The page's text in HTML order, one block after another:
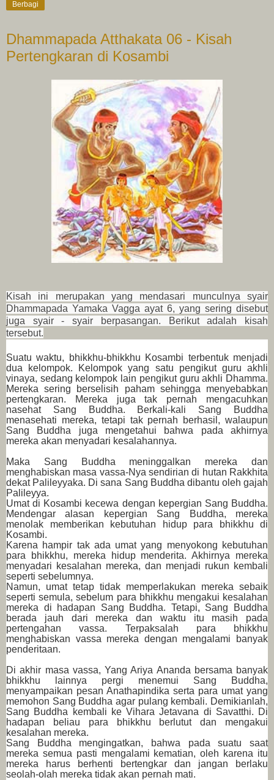
Berbagi
Dhammapada Atthakata 06 - Kisah
Pertengkaran di Kosambi
Kisah ini merupakan yang mendasari munculnya syair
Dhammapada Yamaka Vagga ayat 6, yang sering disebut
juga syair - syair berpasangan. Berikut adalah kisah
tersebut.
Suatu waktu, bhikkhu-bhikkhu Kosambi terbentuk menjadi
dua kelompok. Kelompok yang satu pengikut guru akhli
vinaya, sedang kelompok lain pengikut guru akhli Dhamma.
Mereka sering berselisih paham sehingga menyebabkan
pertengkaran. Mereka juga tak pernah mengacuhkan
nasehat Sang Buddha. Berkali-kali Sang Buddha
menasehati mereka, tetapi tak pernah berhasil, walaupun
Sang Buddha juga mengetahui bahwa pada akhirnya
mereka akan menyadari kesalahannya.
Maka Sang Buddha meninggalkan mereka dan
menghabiskan masa vassa-Nya sendirian di hutan Rakkhita
dekat Palileyyaka. Di sana Sang Buddha dibantu oleh gajah
Palileyya.
Umat di Kosambi kecewa dengan kepergian Sang Buddha.
Mendengar alasan kepergian Sang Buddha, mereka
menolak memberikan kebutuhan hidup para bhikkhu di
Kosambi.
Karena hampir tak ada umat yang menyokong kebutuhan
para bhikkhu, mereka hidup menderita. Akhirnya mereka
menyadari kesalahan mereka, dan menjadi rukun kembali
seperti sebelumnya.
Namun, umat tetap tidak memperlakukan mereka sebaik
seperti semula, sebelum para bhikkhu mengakui kesalahan
mereka di hadapan Sang Buddha. Tetapi, Sang Buddha
berada jauh dari mereka dan waktu itu masih pada
pertengahan vassa. Terpaksalah para bhikkhu
menghabiskan vassa mereka dengan mengalami banyak
penderitaan.
Di akhir masa vassa, Yang Ariya Ananda bersama banyak
bhikkhu lainnya pergi menemui Sang Buddha,
menyampaikan pesan Anathapindika serta para umat yang
memohon Sang Buddha agar pulang kembali. Demikianlah,
Sang Buddha kembali ke Vihara Jetavana di Savatthi. Di
hadapan beliau para bhikkhu berlutut dan mengakui
kesalahan mereka.
Sang Buddha mengingatkan, bahwa pada suatu saat
mereka semua pasti mengalami kematian, oleh karena itu
mereka harus berhenti bertengkar dan jangan berlaku
seolah-olah mereka tidak akan pernah mati.